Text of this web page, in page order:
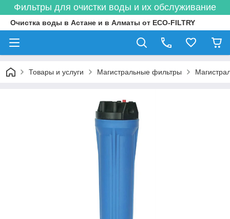
Фильтры для очистки воды и их обслуживание
Очистка воды в Астане и в Алматы от ECO-FILTRY
Товары и услуги Магистральные фильтры